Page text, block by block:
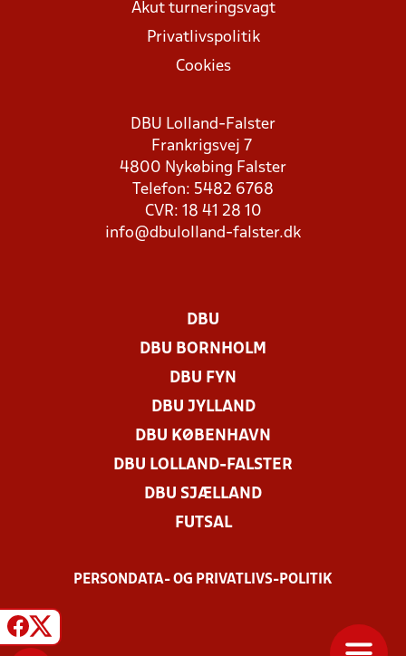
Akut turneringsvagt
Privatlivspolitik
Cookies
DBU Lolland-Falster
Frankrigsvej 7
4800 Nykøbing Falster
Telefon: 5482 6768
CVR: 18 41 28 10
info@dbulolland-falster.dk
DBU
DBU BORNHOLM
DBU FYN
DBU JYLLAND
DBU KØBENHAVN
DBU LOLLAND-FALSTER
DBU SJÆLLAND
FUTSAL
PERSONDATA- OG PRIVATLIVS-POLITIK